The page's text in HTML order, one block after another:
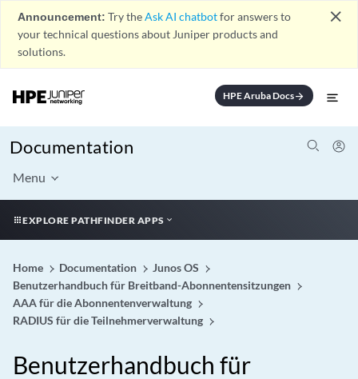
Announcement: Try theAsk AI chatbotfor answers to
your technical questions about Juniper products and
solutions.
close
HPE Aruba Docsarrow_forward
Documentation
Menu
EXPLORE PATHFINDER APPS
Home Documentation
Junos OS
Benutzerhandbuch für Breitband-Abonnentensitzungen
AAA für die Abonnentenverwaltung
RADIUS für die Teilnehmerverwaltung
Benutzerhandbuch für